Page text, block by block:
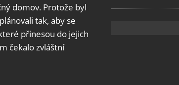
domov. Protože byl
tak, aby se
přinesou do jejich
čekalo zvláštní